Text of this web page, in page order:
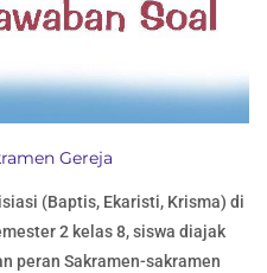
Gereja
(Baptis, Ekaristi, Krisma) di
2 kelas 8, siswa diajak
peran Sakramen-sakramen